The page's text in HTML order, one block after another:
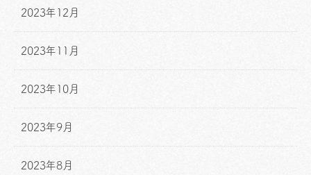
2023年12月
2023年11月
2023年10月
2023年9月
2023年8月